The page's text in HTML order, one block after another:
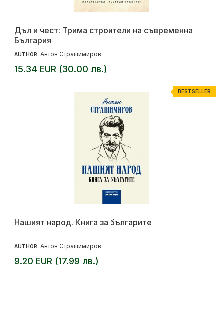
Дъл и чест: Трима строители на съвременна
България
AUTHOR: Антон Страшимиров
15.34 EUR (30.00 лв.)
BESTSELLER
Нашият народ. Книга за българите
AUTHOR: Антон Страшимиров
9.20 EUR (17.99 лв.)